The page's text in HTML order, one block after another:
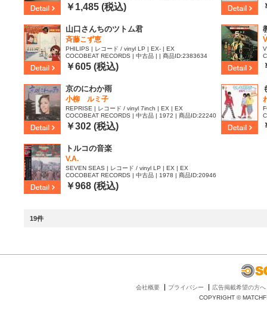
5￥1,485 (税込)
山口さんちのツトム君
斉藤こず恵
PHILIPS | レコード / vinyl LP | EX- | EX
COCOBEAT RECORDS | 中古品 | | 商品ID:2383634
￥605 (税込)
京のにわか雨
小柳 ルミ子
REPRISE | レコード / vinyl 7inch | EX | EX
COCOBEAT RECORDS | 中古品 | 1972 | 商品ID:22240
12
￥302 (税込)
トルコの音楽
V.A.
SEVEN SEAS | レコード / vinyl LP | EX | EX
COCOBEAT RECORDS | 中古品 | 1978 | 商品ID:20946
82
￥968 (税込)
19件
会社概要 プライバシー
広告掲載希望の方へ
COPYRIGHT ©